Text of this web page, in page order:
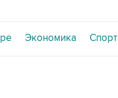
Экономика Спорт